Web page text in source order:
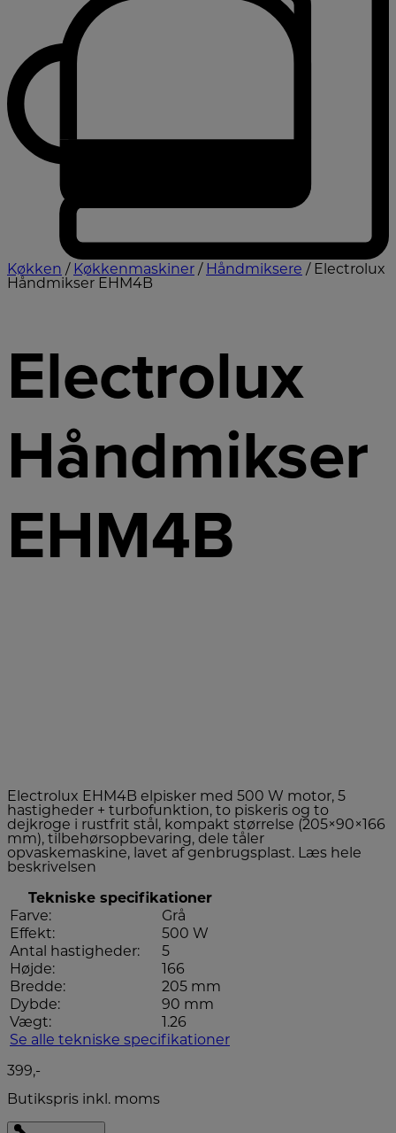
Køkken / Køkkenmaskiner / Håndmiksere / Electrolux
Håndmikser EHM4B
Electrolux
Håndmikser
EHM4B
Electrolux EHM4B elpisker med 500 W motor, 5
hastigheder + turbofunktion, to piskeris og to
dejkroge i rustfrit stål, kompakt størrelse (205×90×166
mm), tilbehørsopbevaring, dele tåler
opvaskemaskine, lavet af genbrugsplast. Læs hele
beskrivelsen
Tekniske specifikationer
Farve:
Grå
Effekt:
500 W
Antal hastigheder:
5
Højde:
166
Bredde:
205 mm
Dybde:
90 mm
Vægt:
1.26
Se alle tekniske specifikationer
399,-
Butikspris inkl. moms